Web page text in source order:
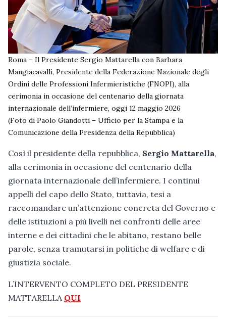
Roma – Il Presidente Sergio Mattarella con Barbara
Mangiacavalli, Presidente della Federazione Nazionale degli
Ordini delle Professioni Infermieristiche (FNOPI), alla
cerimonia in occasione del centenario della giornata
internazionale dell’infermiere, oggi 12 maggio 2026
(Foto di Paolo Giandotti – Ufficio per la Stampa e la
Comunicazione della Presidenza della Repubblica)
Così il presidente della repubblica, Sergio Mattarella,
alla cerimonia in occasione del centenario della
giornata internazionale dell’infermiere. I continui
appelli del capo dello Stato, tuttavia, tesi a
raccomandare un’attenzione concreta del Governo e
delle istituzioni a più livelli nei confronti delle aree
interne e dei cittadini che le abitano, restano belle
parole, senza tramutarsi in politiche di welfare e di
giustizia sociale.
L’INTERVENTO COMPLETO DEL PRESIDENTE
MATTARELLAQUI